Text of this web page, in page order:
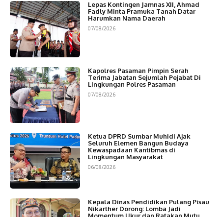
Lepas Kontingen Jamnas XII, Ahmad
Fadly Minta Pramuka Tanah Datar
Harumkan Nama Daerah
07/08/2026
Kapolres Pasaman Pimpin Serah
Terima Jabatan Sejumlah Pejabat Di
Lingkungan Polres Pasaman
07/08/2026
Ketua DPRD Sumbar Muhidi Ajak
Seluruh Elemen Bangun Budaya
Kewaspadaan Kantibmas di
Lingkungan Masyarakat
06/08/2026
Kepala Dinas Pendidikan Pulang Pisau
Nikarther Dorong: Lomba Jadi